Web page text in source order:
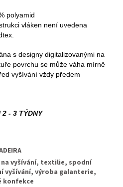
polyamid
vláken není uvedena
s designy digitalizovanými na
povrchu se může váha mírně
vyšívání vždy předem
2 - 3 TÝDNY
na vyšívání, textilie, spodní
vyšívání, výroba galanterie,
konfekce